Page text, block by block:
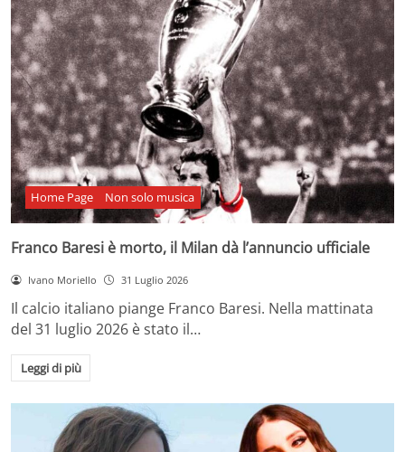
Home Page Non solo musica
Franco Baresi è morto, il Milan dà l’annuncio ufficiale
Ivano Moriello 31 Luglio 2026
Il calcio italiano piange Franco Baresi. Nella mattinata
del 31 luglio 2026 è stato il…
Leggi di più